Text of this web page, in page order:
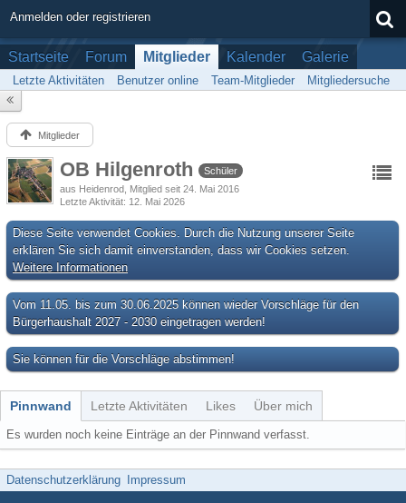
Anmelden oder registrieren
Startseite Forum Mitglieder Kalender Galerie
Letzte Aktivitäten Benutzer online Team-Mitglieder Mitgliedersuche
Mitglieder
OB Hilgenroth
Schüler
aus Heidenrod Mitglied seit 24. Mai 2016
Letzte Aktivität 12. Mai 2026
Diese Seite verwendet Cookies. Durch die Nutzung unserer Seite
erklären Sie sich damit einverstanden, dass wir Cookies setzen.
Weitere Informationen
Vom 11.05. bis zum 30.06.2025 können wieder Vorschläge für den
Bürgerhaushalt 2027 - 2030 eingetragen werden!
Sie können für die Vorschläge abstimmen!
Pinnwand Letzte Aktivitäten Likes Über mich
Es wurden noch keine Einträge an der Pinnwand verfasst.
Datenschutzerklärung Impressum